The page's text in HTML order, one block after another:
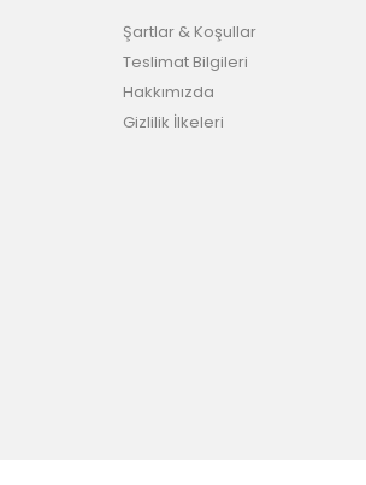
Şartlar & Koşullar
Teslimat Bilgileri
Hakkımızda
Gizlilik İlkeleri